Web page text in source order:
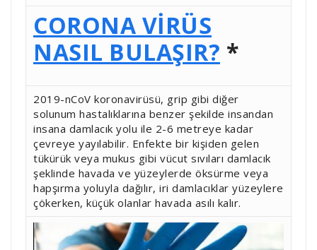
CORONA VİRÜS
NASIL BULAŞIR? *
2019-nCoV koronavirüsü, grip gibi diğer
solunum hastalıklarına benzer şekilde insandan
insana damlacık yolu ile 2-6 metreye kadar
çevreye yayılabilir. Enfekte bir kişiden gelen
tükürük veya mukus gibi vücut sıvıları damlacık
şeklinde havada ve yüzeylerde öksürme veya
hapşırma yoluyla dağılır, iri damlacıklar yüzeylere
çökerken, küçük olanlar havada asılı kalır.